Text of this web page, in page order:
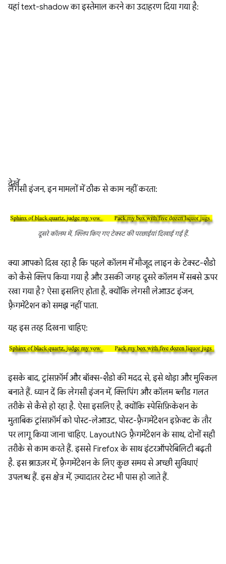
यहां text-shadow का इस्तेमाल करने का उदाहरण दिया गया है:
देखें
लेगसी इंजन, इन मामलों में ठीक से काम नहीं करता:
दूसरे कॉलम में, क्लिप किए गए टेक्स्ट की परछाईयां दिखाई गई हैं.
क्या आपको दिख रहा है कि पहले कॉलम में मौजूद लाइन के टेक्स्ट-शैडो
को कैसे क्लिप किया गया है और उसकी जगह दूसरे कॉलम में सबसे ऊपर
रखा गया है? ऐसा इसलिए होता है, क्योंकि लेगसी लेआउट इंजन,
फ़्रैगमेंटेशन को समझ नहीं पाता.
यह इस तरह दिखना चाहिए:
इसके बाद, ट्रांसफ़ॉर्म और बॉक्स-शैडो की मदद से, इसे थोड़ा और मुश्किल
बनाते हैं. ध्यान दें कि लेगसी इंजन में, क्लिपिंग और कॉलम ब्लीड गलत
तरीके से कैसे हो रहा है. ऐसा इसलिए है, क्योंकि स्पेसिफ़िकेशन के
मुताबिक ट्रांसफ़ॉर्म को पोस्ट-लेआउट, पोस्ट-फ़्रैगमेंटेशन इफ़ेक्ट के तौर
पर लागू किया जाना चाहिए. LayoutNG फ़्रैगमेंटेशन के साथ, दोनों सही
तरीके से काम करते हैं. इससे Firefox के साथ इंटरऑपरेबिलिटी बढ़ती
है. इस ब्राउज़र में, फ़्रैगमेंटेशन के लिए कुछ समय से अच्छी सुविधाएं
उपलब्ध हैं. इस क्षेत्र में, ज़्यादातर टेस्ट भी पास हो जाते हैं.